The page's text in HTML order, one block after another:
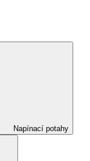
Napínací potahy